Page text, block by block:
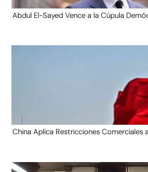
Abdul El-Sayed Vence a la Cúpula
China Aplica Restricciones Comerciales a